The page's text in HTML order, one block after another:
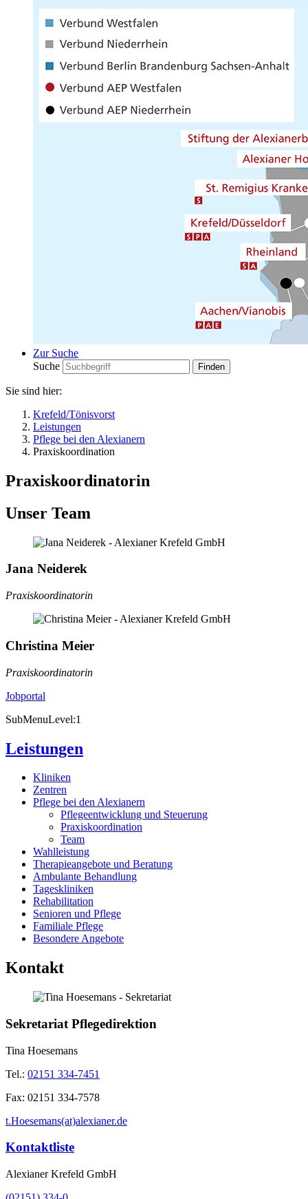
Zur Suche
Suche
Sie sind hier:
Krefeld/Tönisvorst
Leistungen
Pflege bei den Alexianern
Praxiskoordination
Praxiskoordinatorin
Unser Team
Jana Neiderek
Praxiskoordinatorin
Christina Meier
Praxiskoordinatorin
Jobportal
SubMenuLevel:1
Leistungen
Kliniken
Zentren
Pflege bei den Alexianern
Pflegeentwicklung und Steuerung
Praxiskoordination
Team
Wahlleistung
Therapieangebote und Beratung
Ambulante Behandlung
Tageskliniken
Rehabilitation
Senioren und Pflege
Familiale Pflege
Besondere Angebote
Kontakt
Sekretariat Pflegedirektion
Tina Hoesemans
Tel.: 02151 334-7451
Fax: 02151 334-7578
t.Hoesemans(at)alexianer.de
Kontaktliste
Alexianer Krefeld GmbH